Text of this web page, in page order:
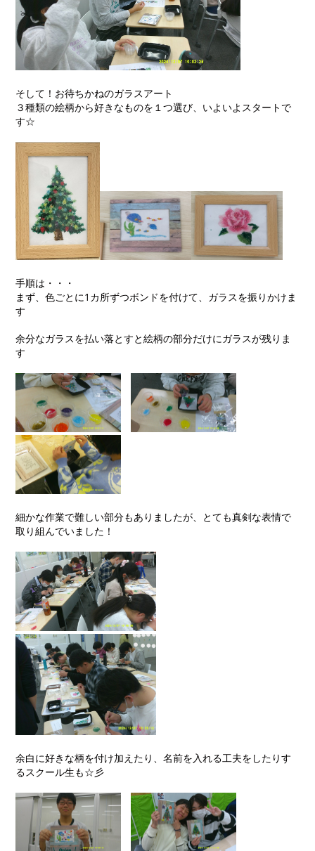
そして！お待ちかねのガラスアート
３種類の絵柄から好きなものを１つ選び、いよいよスタートで
す☆
手順は・・・
まず、色ごとに1カ所ずつボンドを付けて、ガラスを振りかけま
す
余分なガラスを払い落とすと絵柄の部分だけにガラスが残りま
す
細かな作業で難しい部分もありましたが、とても真剣な表情で
取り組んでいました！
余白に好きな柄を付け加えたり、名前を入れる工夫をしたりす
るスクール生も☆彡